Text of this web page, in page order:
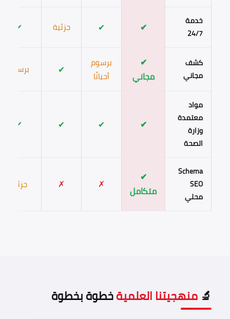
خدمة
24/7
✔
✔ جزئية ✔
كشف
مجاني
✔
مجاني
برسوم
أحيانًا
✔ برسوم
مواد
معتمدة
وزارة
الصحة
✔
✔
✔
✔
Schema
SEO
محلي
✔
متكامل
✗
✗ جزئي
🔬 منهجيتنا العلميةخطوة بخطوة